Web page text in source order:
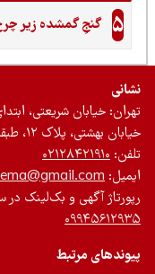
گنجِ گمشده زیر چرخ
خیابان شریعتی، ابتدای
بهشتی، پلاک ۱۲، طبقه سوم، واحد ۵
۰۲۱۲۸۴۲۱۹۱۰
آگهی و بک‌لینک در سایت
مرتبط